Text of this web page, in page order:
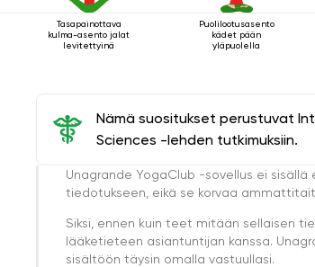
Tasapainottava
kulma-asento jalat
levitettyinä
Puolilootusasento
kädet pään
yläpuolella
Nämä suositukset perustuvat
Sciences -lehden tutkimuksiin.
Unagrande YogaClub -sovellus ei
tiedotukseen, eikä se korvaa
Siksi, ennen kuin teet mitään sellaisen
lääketieteen asiantuntijan kanssa.
sisältöön täysin omalla vastuullasi.